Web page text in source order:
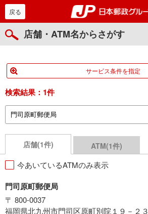
戻る
店舗・ATM名からさがす
サービス条件を指定
検索結果： 1件
店舗(1件) ATM(1件)
今あいているATMのみ表示
門司原町郵便局
〒 800-0037
福岡県北九州市門司区原町別院１９－２３